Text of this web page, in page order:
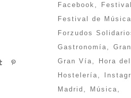
Facebook
Festival
Festival de Música
Forzudos
Gastronomía
Gran Vía
Hora
Hostelería
Madrid
Música